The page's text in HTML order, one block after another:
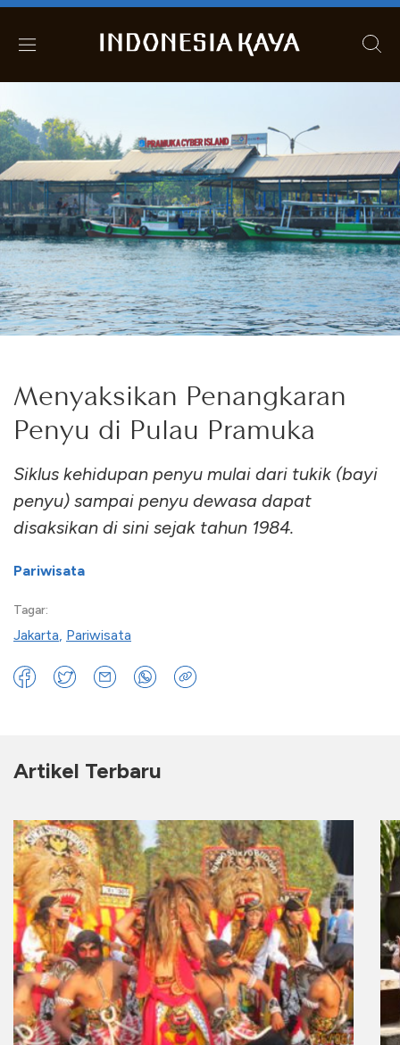
Menyaksikan Penangkaran
Penyu di Pulau Pramuka
Siklus kehidupan penyu mulai dari tukik (bayi
penyu) sampai penyu dewasa dapat
disaksikan di sini sejak tahun 1984.
Pariwisata
Tagar:
Jakarta Pariwisata
Artikel Terbaru